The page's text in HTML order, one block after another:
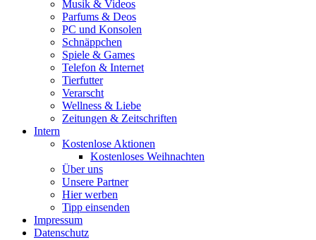
Musik & Videos
Parfums & Deos
PC und Konsolen
Schnäppchen
Spiele & Games
Telefon & Internet
Tierfutter
Verarscht
Wellness & Liebe
Zeitungen & Zeitschriften
Intern
Kostenlose Aktionen
Kostenloses Weihnachten
Über uns
Unsere Partner
Hier werben
Tipp einsenden
Impressum
Datenschutz